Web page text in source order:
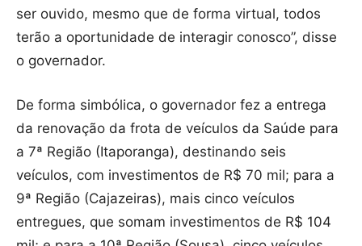
ser ouvido, mesmo que de forma virtual, todos
terão a oportunidade de interagir conosco”, disse
o governador.
De forma simbólica, o governador fez a entrega
da renovação da frota de veículos da Saúde para
a 7ª Região (Itaporanga), destinando seis
veículos, com investimentos de R$ 70 mil; para a
9ª Região (Cajazeiras), mais cinco veículos
entregues, que somam investimentos de R$ 104